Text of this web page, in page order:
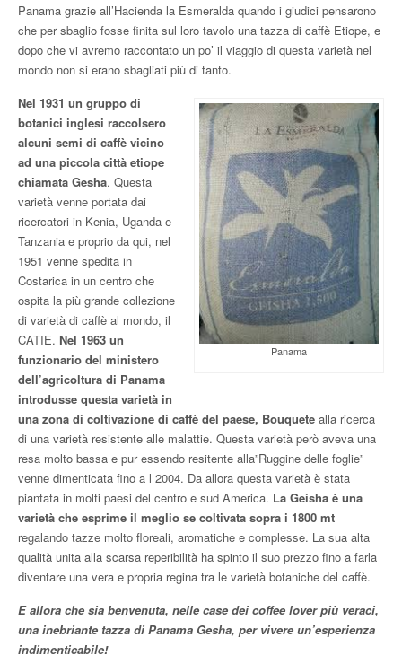
Panama grazie all’Hacienda la Esmeralda quando i giudici pensarono
che per sbaglio fosse finita sul loro tavolo una tazza di caffè Etiope, e
dopo che vi avremo raccontato un po’ il viaggio di questa varietà nel
mondo non si erano sbagliati più di tanto.
Panama
Nel 1931 un gruppo di
botanici inglesi raccolsero
alcuni semi di caffè vicino
ad una piccola città etiope
chiamata Gesha. Questa
varietà venne portata dai
ricercatori in Kenia, Uganda e
Tanzania e proprio da qui, nel
1951 venne spedita in
Costarica in un centro che
ospita la più grande collezione
di varietà di caffè al mondo, il
CATIE. Nel 1963 un
funzionario del ministero
dell’agricoltura di Panama
introdusse questa varietà in
una zona di coltivazione di caffè del paese, Bouquete alla ricerca
di una varietà resistente alle malattie. Questa varietà però aveva una
resa molto bassa e pur essendo resitente alla”Ruggine delle foglie”
venne dimenticata fino a l 2004. Da allora questa varietà è stata
piantata in molti paesi del centro e sud America. La Geisha è una
varietà che esprime il meglio se coltivata sopra i 1800 mt
regalando tazze molto floreali, aromatiche e complesse. La sua alta
qualità unita alla scarsa reperibilità ha spinto il suo prezzo fino a farla
diventare una vera e propria regina tra le varietà botaniche del caffè.
E allora che sia benvenuta, nelle case dei coffee lover più veraci,
una inebriante tazza di Panama Gesha, per vivere un’esperienza
indimenticabile!